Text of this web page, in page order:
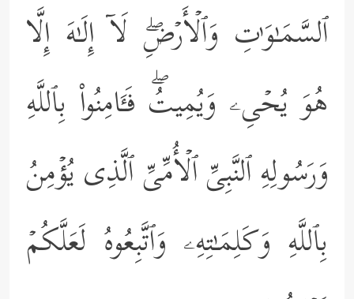
ٱلسَّمَـٰوَ ٰ⁠تِ وَٱلۡأَرۡضِۖ لَاۤ إِلَـٰهَ إِلَّا
هُوَ یُحۡیِۦ وَیُمِیتُۖ فَـَٔامِنُواْ بِٱللَّهِ
وَرَسُولِهِ ٱلنَّبِیِّ ٱلۡأُمِّیِّ ٱلَّذِی یُؤۡمِنُ
بِٱللَّهِ وَكَلِمَـٰتِهِۦ وَٱتَّبِعُوهُ لَعَلَّكُمۡ